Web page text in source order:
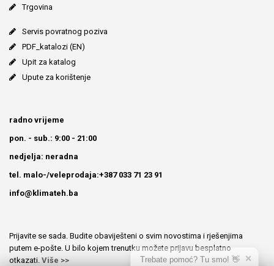
Trgovina
Servis povratnog poziva
PDF_katalozi (EN)
Upit za katalog
Upute za korištenje
radno vrijeme
pon. - sub.: 9:00 - 21:00
nedjelja: neradna
tel. malo-/veleprodaja:+387 033 71 23 91
info@klimateh.ba
Prijavite se sada. Budite obaviješteni o svim novostima i rješenjima
putem e-pošte. U bilo kojem trenutku možete prijavu besplatno
otkazati. Više >> Trebate pomoć? Tu smo! 👋 ✕